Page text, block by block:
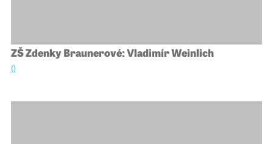
ZŠ Zdenky Braunerové: Vladimír Weinlich
()